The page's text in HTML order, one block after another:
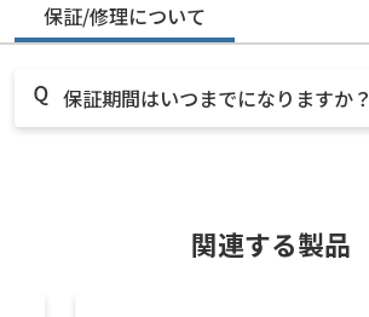
保証/修理について
保証期間はいつまでになりますか？
関連する製品